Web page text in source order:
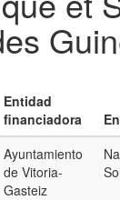
Entidad
financiadora
Ayuntamiento
de Vitoria-
Gasteiz